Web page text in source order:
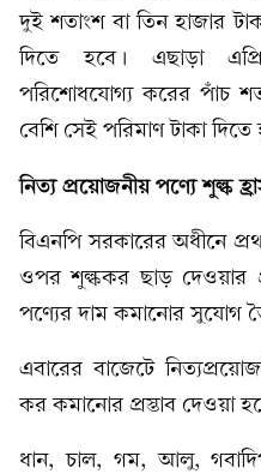
দুই শতাংশ বা তিন হাজার
দিতে হবে। এছাড়া
পরিশোধযোগ্য করের পাঁচ
বেশি সেই পরিমাণ টাকা দিতে
নিত্য প্রয়োজনীয় পণ্যে শুল্ক
বিএনপি সরকারের অধীনে
ওপর শুল্ককর ছাড় দেওয়ার
পণ্যের দাম কমানোর সুযোগ
এবারের বাজেটে
কর কমানোর প্রস্তাব দেওয়া
ধান, চাল, গম, আলু,